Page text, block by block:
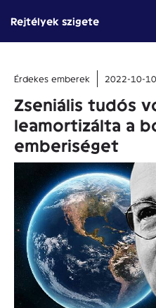
tartalomba
Rejtélyek szigete
Érdekes emberek 2022-10-10
Zseniális tudós
leamortizálta a
emberiséget